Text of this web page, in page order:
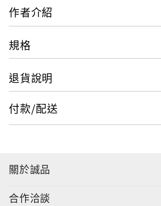
作者介紹
規格
退貨說明
付款/配送
關於誠品
合作洽談